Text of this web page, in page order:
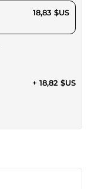
18,83 $US
+ 18,82 $US